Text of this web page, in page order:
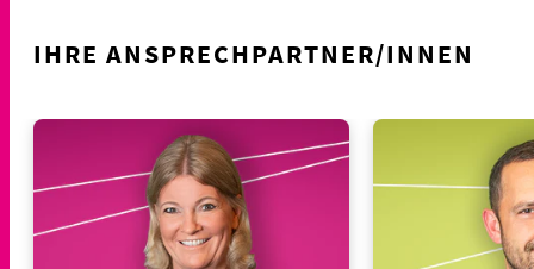
IHRE ANSPRECHPARTNER/INNEN